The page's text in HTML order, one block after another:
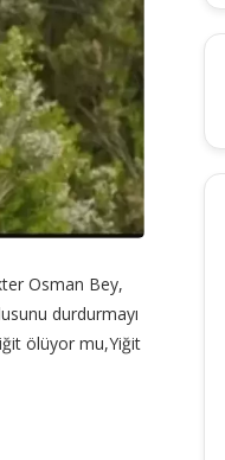
Osman Bey,
durdurmayı
ölüyor mu,Yiğit